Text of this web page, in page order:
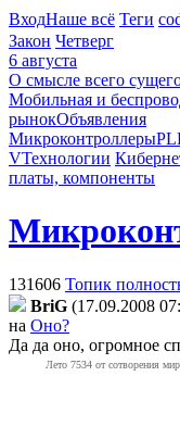
ВходНаше всё Теги
Закон Четверг
6 августа
О смысле всего
Мобильная и
рынокОбъявления
Микроконтроллеры
VТехнологии
платы, компоненты
131606 Топик
BriG (17.09.2008
на Оно?
Да да оно, огромное
Лето 7534 от сотворения